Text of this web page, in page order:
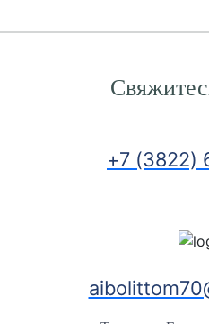
+7 (3822)